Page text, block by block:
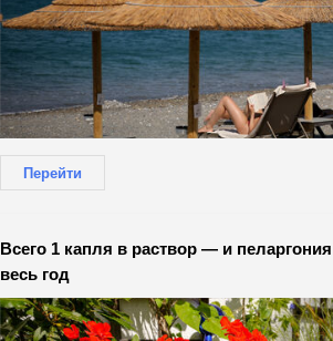
Перейти
Всего 1 капля в раствор — и пеларгония цветёт непрерывно
весь год